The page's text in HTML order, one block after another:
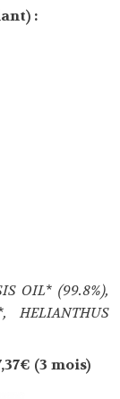
:
OIL* (99.8%),
HELIANTHUS
(3 mois)